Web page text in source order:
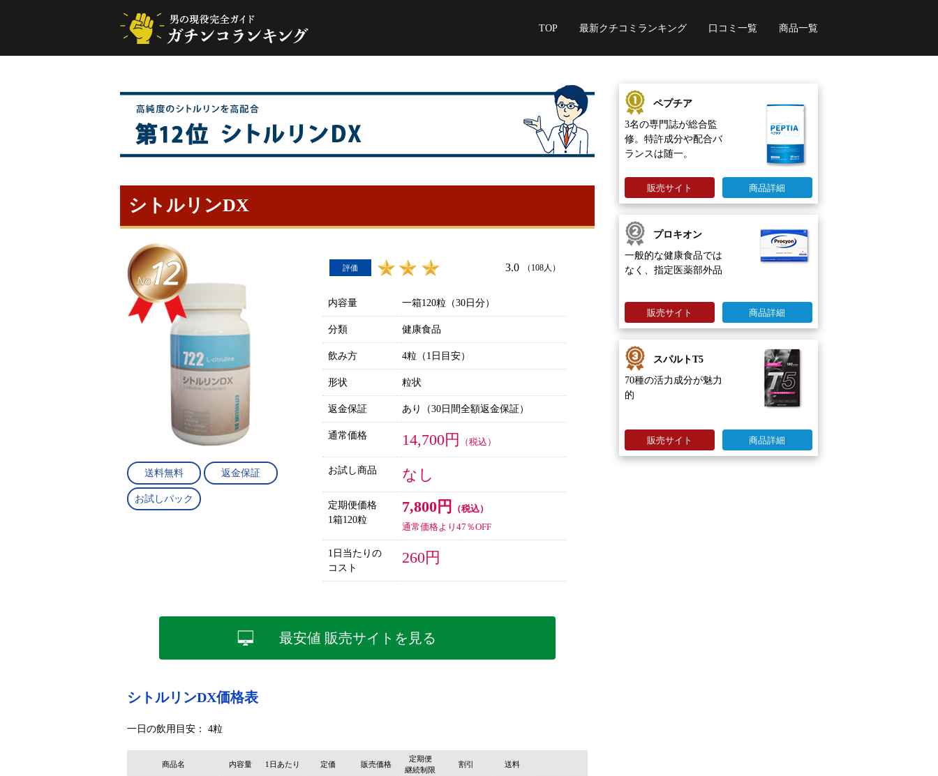
TOP 最新クチコミランキング 口コミ一覧 商品一覧
シトルリンDX
送料無料 返金保証
お試しパック
評価 3.0 （108人）
内容量 一箱120粒（30日分）
分類 健康食品
飲み方 4粒（1日目安）
形状 粒状
返金保証 あり（30日間全額返金保証）
通常価格 14,700円 （税込）
お試し商品 なし
定期便価格
1箱120粒
7,800円
（税込）
通常価格より47％OFF
1日当たりの
コスト
260円
最安値 販売サイトを見る
シトルリンDX価格表
一日の飲用目安： 4粒
商品名 内容量 1日あたり 定価 販売価格
定期便
継続制限
割引 送料
ペプチア
3名の専門誌が総合監
修。特許成分や配合バ
ランスは随一。
販売サイト 商品詳細
プロキオン
一般的な健康食品では
なく、指定医薬部外品
販売サイト 商品詳細
スパルトT5
70種の活力成分が魅力
的
販売サイト 商品詳細